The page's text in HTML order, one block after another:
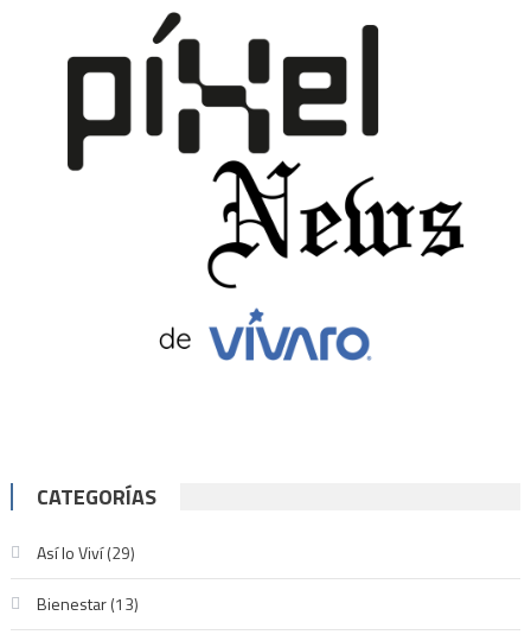
CATEGORÍAS
Así lo Viví(29)
Bienestar(13)